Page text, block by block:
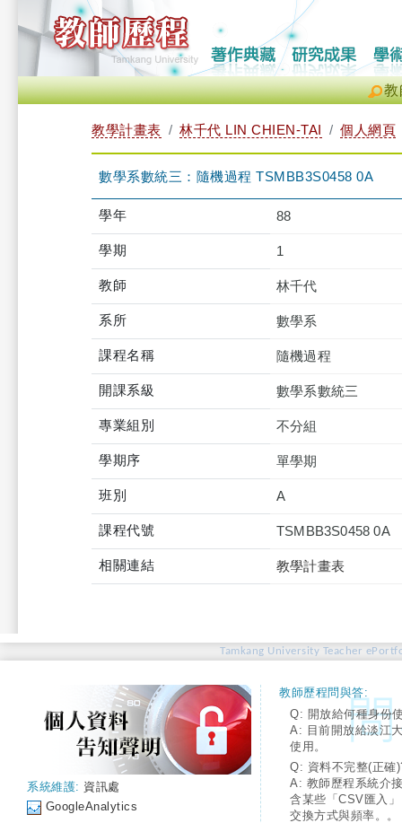
教
教學計畫表 林千代 LIN CHIEN-TAI 個人網頁
數學系數統三：隨機過程 TSMBB3S0458 0A
學年 88
學期 1
教師 林千代
系所 數學系
課程名稱 隨機過程
開課系級 數學系數統三
專業組別 不分組
學期序 單學期
班別 A
課程代號 TSMBB3S0458 0A
相關連結 教學計畫表
Tamkang University Teacher
系統維護: 資訊處
GoogleAnalytics
教師歷程問與答:
Q: 開放給何種身份
A: 目前開放給淡江
使用。
Q: 資料不完整(正確
A: 教師歷程系統介
含某些「CSV匯入
交換方式與頻率。。